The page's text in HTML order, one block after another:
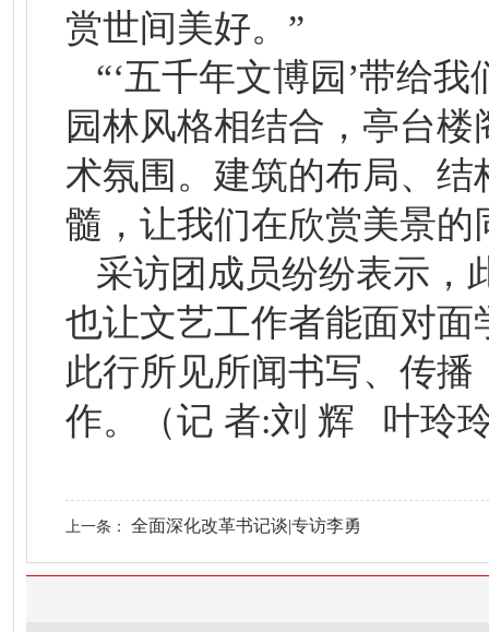
赏世间美好。”
“‘五千年文博园’带给
园林风格相结合，亭台
术氛围。建筑的布局、
髓，让我们在欣赏美景
采访团成员纷纷表示，
也让文艺工作者能面对
此行所见所闻书写、传
作。（记 者:刘 辉 叶玲
上一条： 全面深化改革书记谈|专访李勇